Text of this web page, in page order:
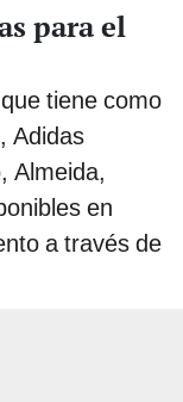
para el
tiene como
Adidas
Almeida,
en
a través de